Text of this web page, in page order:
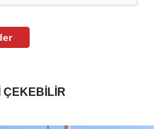
ÇEKEBILIR